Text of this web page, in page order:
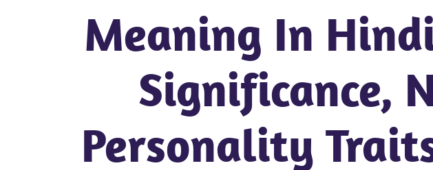
Meaning In
Significance,
Personality